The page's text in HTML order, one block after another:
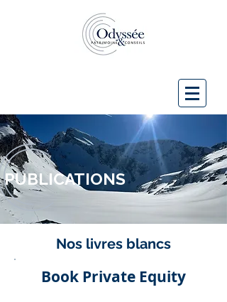
PUBLICATIONS
Nos livres blancs
Book Private Equity